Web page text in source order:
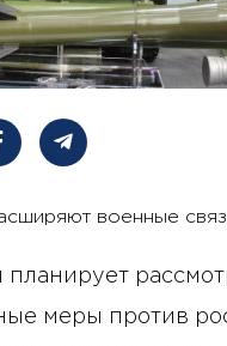
военные
меры против